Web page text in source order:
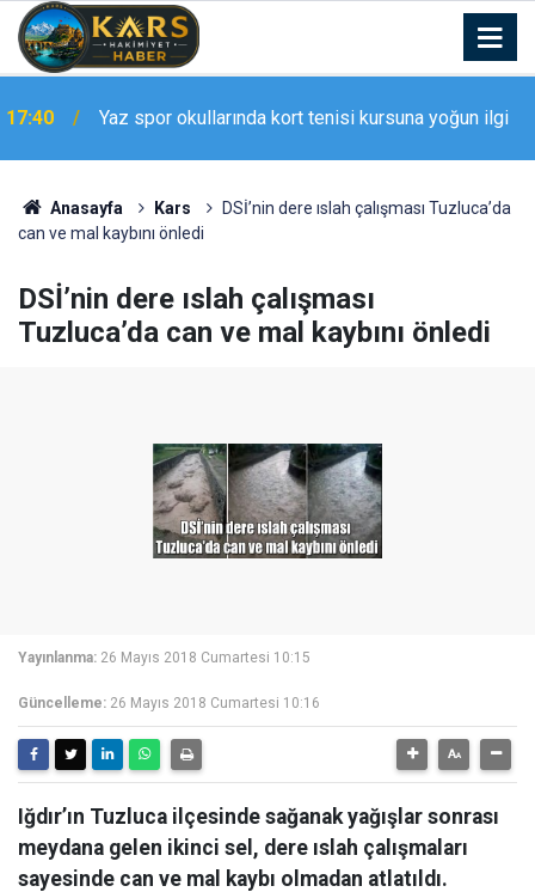
17:40 Yaz spor okullarında kort tenisi kursuna yoğun ilgi
Anasayfa Kars
DSİ’nin dere ıslah çalışması Tuzluca’da
can ve mal kaybını önledi
DSİ’nin dere ıslah çalışması
Tuzluca’da can ve mal kaybını önledi
Yayınlanma: 26 Mayıs 2018 Cumartesi 10:15
Güncelleme: 26 Mayıs 2018 Cumartesi 10:16
Iğdır’ın Tuzluca ilçesinde sağanak yağışlar sonrası
meydana gelen ikinci sel, dere ıslah çalışmaları
sayesinde can ve mal kaybı olmadan atlatıldı.